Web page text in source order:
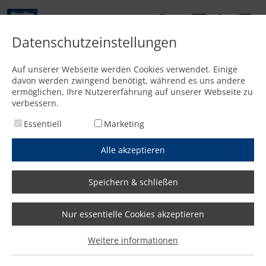
Startseite /Media/News/„Wir sind absolut im Zeitplan und freuen uns auf die
„Wir sind absolut im Zeitplan
und freuen uns auf die
Datenschutzeinstellungen
Auf unserer Webseite werden Cookies verwendet. Einige
davon werden zwingend benötigt, während es uns andere
ermöglichen, Ihre Nutzererfahrung auf unserer Webseite zu
verbessern.
Essentiell
Marketing
Alle akzeptieren
Speichern & schließen
Nur essentielle Cookies akzeptieren
Weitere informationen